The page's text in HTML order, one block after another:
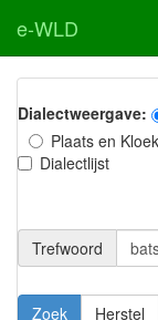
e-WLD
Dialectweergave:
Plaats en
Dialectlijst
Trefwoord